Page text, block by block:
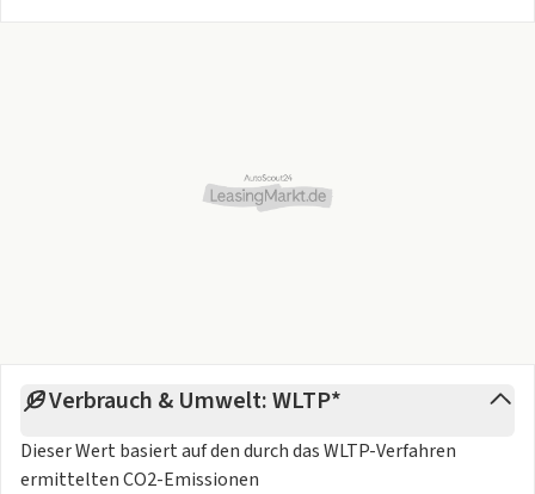
Verbrauch & Umwelt: WLTP*
Dieser Wert basiert auf den durch dasWLTP-Verfahren
ermittelten CO2-Emissionen